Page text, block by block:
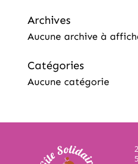
Archives
Aucune archive à
Catégories
Aucune catégorie